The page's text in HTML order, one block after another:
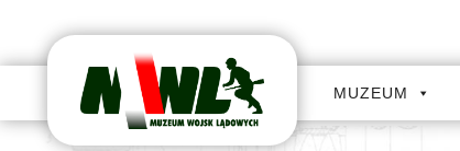
MUZEUM